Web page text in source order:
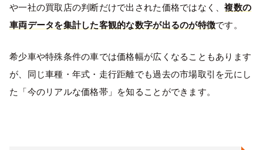
や一社の買取店の判断だけで出された価格ではなく、複数の
車両データを集計した客観的な数字が出るのが特徴です。
希少車や特殊条件の車では価格幅が広くなることもあります
が、同じ車種・年式・走行距離でも過去の市場取引を元にし
た「今のリアルな価格帯」を知ることができます。